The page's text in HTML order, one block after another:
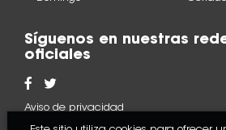
Síguenos en nuestras
oficiales
Aviso de privacidad